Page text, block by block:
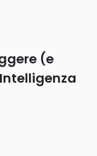
(e